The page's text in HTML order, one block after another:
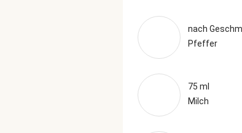
nach
Pfeffer
75 ml
Milch